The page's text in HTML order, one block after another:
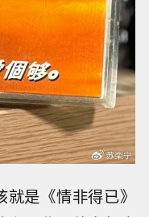
是《情非得已》